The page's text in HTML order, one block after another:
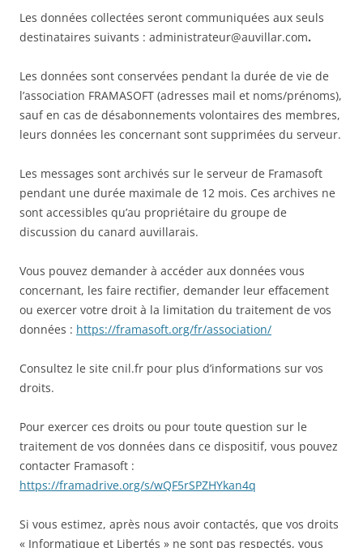
Les données collectées seront communiquées aux seuls
destinataires suivants : administrateur@auvillar.com.
Les données sont conservées pendant la durée de vie de
l’association FRAMASOFT (adresses mail et noms/prénoms),
sauf en cas de désabonnements volontaires des membres,
leurs données les concernant sont supprimées du serveur.
Les messages sont archivés sur le serveur de Framasoft
pendant une durée maximale de 12 mois. Ces archives ne
sont accessibles qu’au propriétaire du groupe de
discussion du canard auvillarais.
Vous pouvez demander à accéder aux données vous
concernant, les faire rectifier, demander leur effacement
ou exercer votre droit à la limitation du traitement de vos
données : https://framasoft.org/fr/association/
Consultez le site cnil.fr pour plus d’informations sur vos
droits.
Pour exercer ces droits ou pour toute question sur le
traitement de vos données dans ce dispositif, vous pouvez
contacter Framasoft :
https://framadrive.org/s/wQF5rSPZHYkan4q
Si vous estimez, après nous avoir contactés, que vos droits
« Informatique et Libertés » ne sont pas respectés, vous